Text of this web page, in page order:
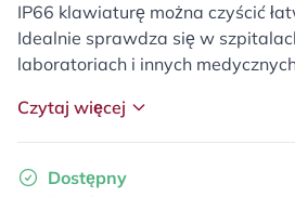
IP66 klawiaturę można czyścić
Idealnie sprawdza się w
laboratoriach i innych
Czytaj więcej
Dostępny